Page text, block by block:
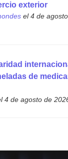
exterior
el 4 de
de
4 de agosto de